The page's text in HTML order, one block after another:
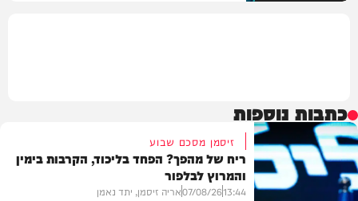
כתבות נוספות
זיסמן מסכם שבוע
ריח של מהפך? הפחד בליכוד, הקרבות בימין
והמרוץ לבלפור
13:44
07/08/26אריה זיסמן, יתד נאמן